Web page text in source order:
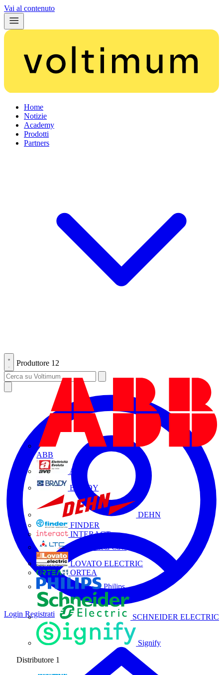
Vai al contenuto
Home
Notizie
Academy
Prodotti
Partners
Produttore 12
ABB
AVE
BRADY
DEHN
FINDER
INTERACT
La Triveneta Cavi
LOVATO ELECTRIC
ORTEA
Philips
SCHNEIDER ELECTRIC
Signify
Distributore 1
Login Registrati